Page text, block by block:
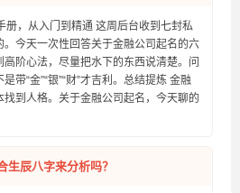
册，从入门到精通 这周后台收到七封私
今天一次性回答关于金融公司起名的六
阶心法，尽量把水下的东西说清楚。问
带“金”“银”“财”才吉利。总结提炼 金融
到人格。关于金融公司起名，今天聊的
生辰八字来分析吗？